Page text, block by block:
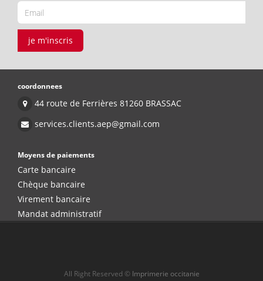
je m'inscris
coordonnees
44 route de Ferrières 81260 BRASSAC
services.clients.aep@gmail.com
Moyens de paiements
Carte bancaire
Chèque bancaire
Virement bancaire
Mandat administratif
All Right Reserved © Imprimerie occitanie